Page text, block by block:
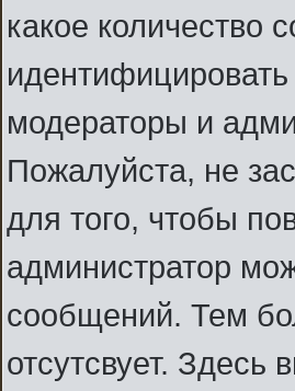
какое количество
модераторы и
Пожалуйста, не
для того, чтобы
администратор
сообщений. Тем
отсутсвует. Здесь